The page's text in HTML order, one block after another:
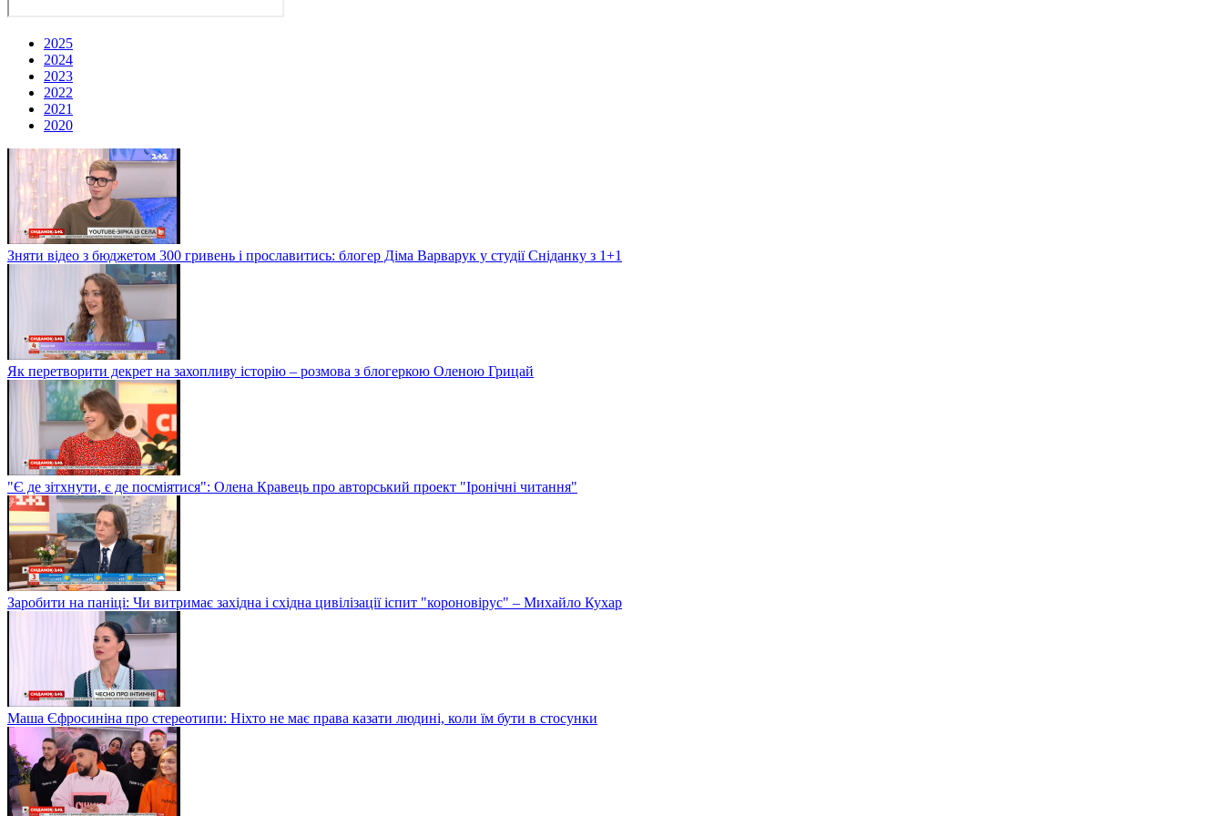
2025
2024
2023
2022
2021
2020
Зняти відео з бюджетом 300 гривень і прославитись: блогер Діма Варварук у студії Сніданку з 1+1
Як перетворити декрет на захопливу історію – розмова з блогеркою Оленою Грицай
"Є де зітхнути, є де посміятися": Олена Кравець про авторський проект "Іронічні читання"
Заробити на паніці: Чи витримає західна і східна цивілізації іспит "короновірус" – Михайло Кухар
Маша Єфросиніна про стереотипи: Ніхто не має права казати людині, коли їм бути в стосунки